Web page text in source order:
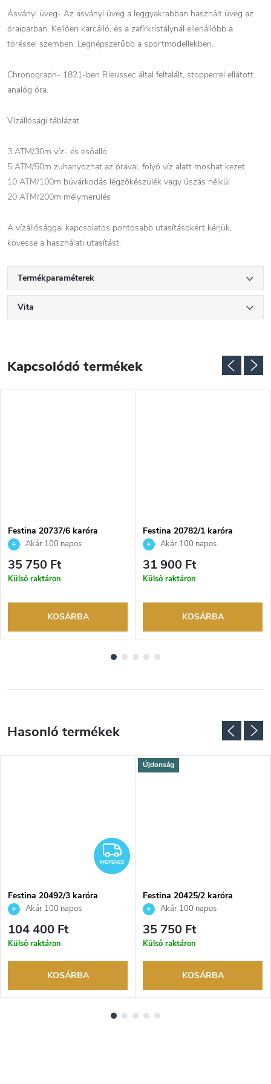
Ásványi üveg- Az ásványi üveg a leggyakrabban használt üveg az
óraiparban. Kellően karcálló, és a zafírkristálynál ellenállóbb a
töréssel szemben. Legnépszerűbb a sportmodellekben.
Chronograph- 1821-ben Rieussec által feltalált, stopperrel ellátott
analóg óra.
Vízállósági táblázat
3 ATM/30m víz- és esőálló
5 ATM/50m zuhanyozhat az órával, folyó víz alatt moshat kezet.
10 ATM/100m búvárkodás légzőkészülék vagy úszás nélkül
20 ATM/200m mélymerülés
A vízállósággal kapcsolatos pontosabb utasításokért kérjük,
kövesse a használati utasítást.
Termékparaméterek
Vita
Kapcsolódó termékek
Festina 20737/6 karóra
Akár 100 napos
visszaküldési lehetőség. Hivatalos
márkakereskedő.
35 750 Ft
Külső raktáron
KOSÁRBA
Festina 20782/1 karóra
Akár 100 napos
visszaküldési lehetőség. Hivatalos
márkakereskedő.
31 900 Ft
Külső raktáron
KOSÁRBA
INGYENES
INGYENES
Festina 20492/3 karóra
Akár 100 napos
visszaküldési lehetőség. Hivatalos
márkakereskedő.
104 400 Ft
Külső raktáron
KOSÁRBA
Újdonság
Festina 20425/2 karóra
Akár 100 napos
visszaküldési lehetőség. Hivatalos
márkakereskedő.
35 750 Ft
Külső raktáron
KOSÁRBA